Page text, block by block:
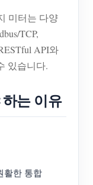
미터는 다양
TCP,
API와
있습니다.
는 이유
활한 통합